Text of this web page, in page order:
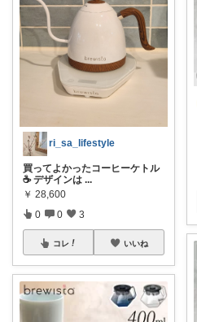
ri_sa_lifestyle
買ってよかったコーヒーケトル
☕ デザインは ...
￥ 28,600
0 0 3
コレ いいね